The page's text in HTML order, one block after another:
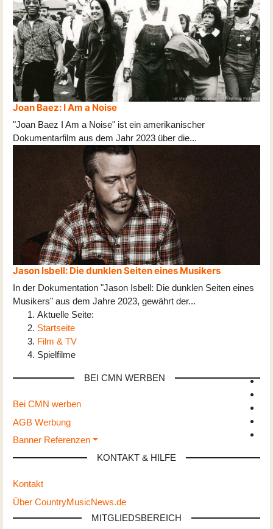
Joan Baez: I Am a Noise
"Joan Baez I Am a Noise" ist ein amerikanischer
Dokumentarfilm aus dem Jahr 2023 über die...
Jason Isbell: Die dunklen Seiten eines Musikers
In der Dokumentation "Jason Isbell: Die dunklen Seiten eines
Musikers" aus dem Jahre 2023, gewährt der...
Aktuelle Seite:
Startseite
Film & TV
Spielfilme
BEI CMN WERBEN
Bei CMN werben
AGB Werbung
Banner Referenzen
KONTAKT & HILFE
Kontakt
Über CountryMusicNews.de
MITGLIEDSBEREICH